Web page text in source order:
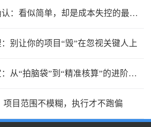
工时填报与工时确认：看似简单，却是成本失控的最大漏洞
别让你的项目“毁”在忽视关键人上
项目成本预算制定：从“拍脑袋”到“精准核算”的进阶之路
项目范围不模糊，执行才不跑偏